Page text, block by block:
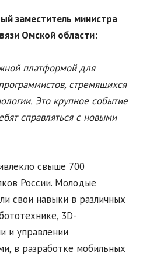
заместитель министра
Омской области:
платформой для
стремящихся
Это крупное событие
справляться с новыми
свыше 700
России. Молодые
свои навыки в различных
3D-
и управлении
в разработке мобильных